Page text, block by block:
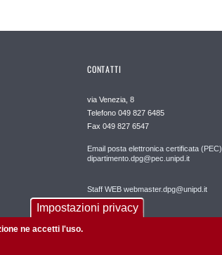
CONTATTI
via Venezia, 8
Telefono 049 827 6485
Fax 049 827 6547
Email posta elettronica certificata (PEC)
dipartimento.dpg@pec.unipd.it
Staff WEB webmaster.dpg@unipd.it
Impostazioni privacy
ne accetti l'uso.